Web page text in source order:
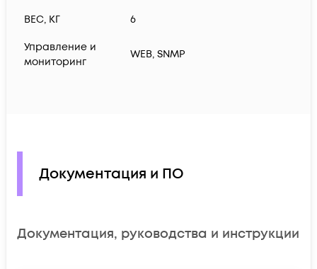
ВЕС, КГ 6
Управление и
мониторинг
WEB, SNMP
Документация и ПО
Документация, руководства и инструкции